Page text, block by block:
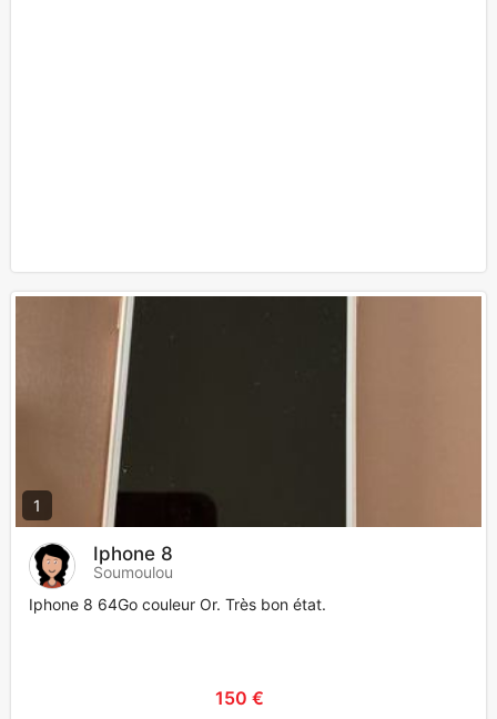
1
Iphone 8
Soumoulou
Iphone 8 64Go couleur Or. Très bon état.
150 €